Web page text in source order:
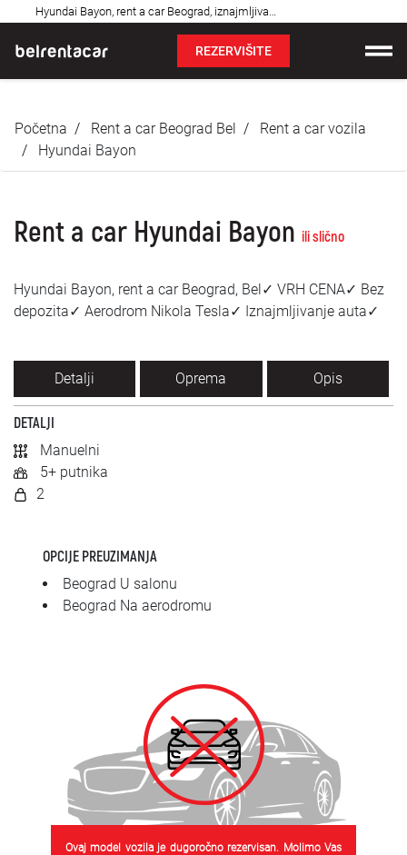
Hyundai Bayon, rent a car Beograd, iznajmljivanje auta: Bel✓
pitanja
REZERVIŠITE
Cene
O nama
Najčešća pitanja
Kontakt
SRPSKI
СРПСКИ
Početna Rent a car Beograd Bel
Rent a car vozila
Hyundai Bayon
Rent a car Hyundai Bayon ili slično
Hyundai Bayon, rent a car Beograd, Bel✓ VRH CENA✓ Bez
depozita✓ Aerodrom Nikola Tesla✓ Iznajmljivanje auta✓
Detalji Oprema Opis
DETALJI
Manuelni
5+ putnika
2
OPCIJE PREUZIMANJA
Beograd U salonu
Beograd Na aerodromu
Ovaj model vozila je dugoročno rezervisan. Molimo Vas